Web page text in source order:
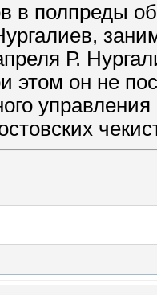
в полпреды
Р.
этом он не